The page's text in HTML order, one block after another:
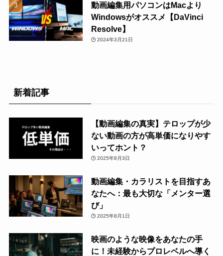
動画編集用パソコンはMacより
Windowsがオススメ【DaVinci
Resolve】
2024年3月21日
新着記事
【動画編集の真実】テロップが少
ない動画の方が高単価になりやす
いってホント？
2025年8月3日
動画編集・カラリストを目指すあ
なたへ：最も大切な「メンター選
び」
2025年8月1日
映画のような映像をあなたの手
に！未経験からプロレベルへ導く